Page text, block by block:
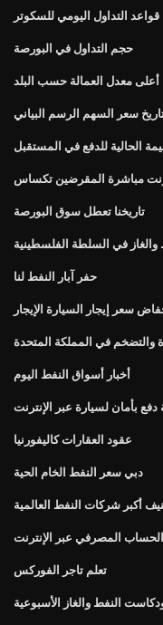
قواعد التداول اليومي للسكوتر
حجم التداول في البورصة
أعلى معدل العمالة حسب البلد
سعر السهم الرسم البياني
الحالية للدفع في المستقبل
مباشرة المقرضين تكساس
تاريخنا تعطل سوق البورصة
في السلطة الفلسطينية
حفر آبار النفط لنا
سعر إيجار السيارة الإيجار
والتضخم في المملكة المتحدة
أخبار أسواق النفط اليوم
دفع بأمان لسيارة عبر الإنترنت
عقود العقارات كاليفورنيا
دبي سعر النفط الخام الحية
أكبر شركات النفط العالمية
المصرفي عبر الإنترنت
تعلم تاجر الفوركس
النفط والغاز الأسبوعية